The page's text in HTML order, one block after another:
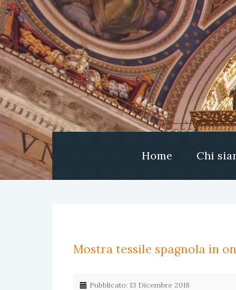
Home Chi
Mostra tessile spagnola in
Pubblicato: 13 Dicembre 2018